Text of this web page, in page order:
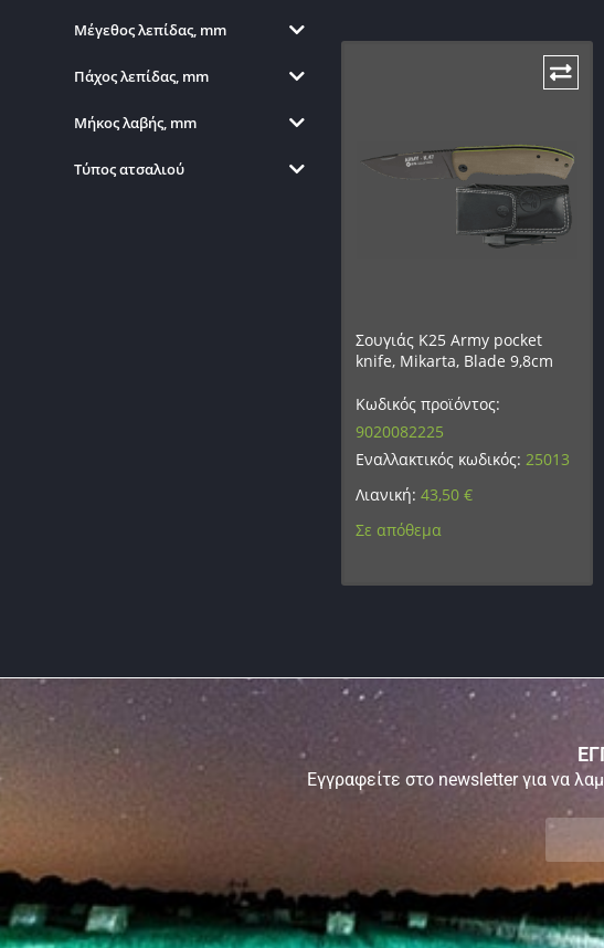
Σουγιάς K25 Army pocket
knife, Mikarta, Blade 9,8cm
Κωδικός προϊόντος:
9020082225
Εναλλακτικός κωδικός: 25013
Λιανική:43,50€
Σε απόθεμα
Μέγεθος λεπίδας, mm
Πάχος λεπίδας, mm
Μήκος λαβής, mm
Τύπος ατσαλιού
Εγγραφείτε στο newsletter για να